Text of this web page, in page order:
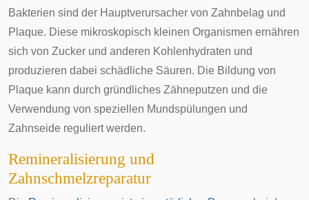
Bakterien sind der Hauptverursacher von Zahnbelag und
Plaque. Diese mikroskopisch kleinen Organismen ernähren
sich von Zucker und anderen Kohlenhydraten und
produzieren dabei schädliche Säuren. Die Bildung von
Plaque kann durch gründliches Zähneputzen und die
Verwendung von speziellen Mundspülungen und
Zahnseide reguliert werden.
Remineralisierung und
Zahnschmelzreparatur